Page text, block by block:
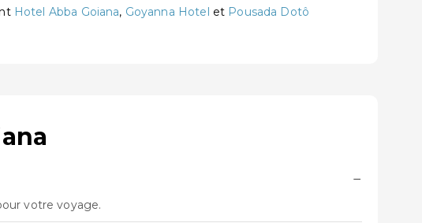
Hotel Abba Goiana, Goyanna Hotel et Pousada Dotô
−
votre voyage.